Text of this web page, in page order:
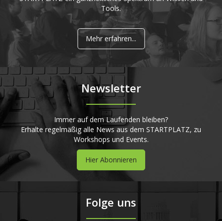
Tools.
Mehr erfahren...
Newsletter
Immer auf dem Laufenden bleiben?
Erhalte regelmäßig alle News aus dem STARTPLATZ, zu
Workshops und Events.
Hier Abonnieren
Folge uns